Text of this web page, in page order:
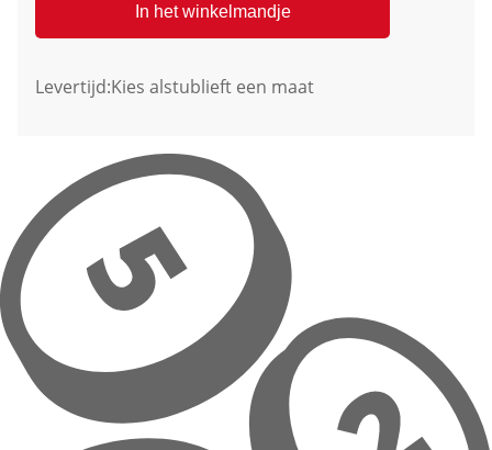
In het winkelmandje
Levertijd:Kies alstublieft een maat